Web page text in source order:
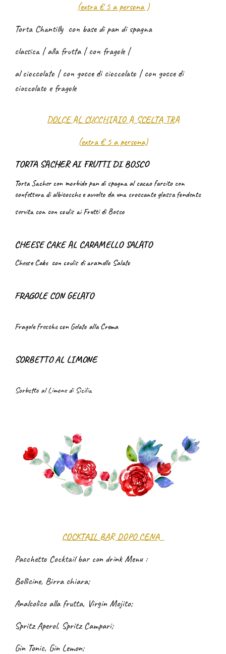
(extra € 5 a persona )
Torta Chantilly con base di pan di spagna
classica | alla frutta | con fragole |
al cioccolato | con gocce di cioccolato | con gocce di
cioccolato e fragole
DOLCE AL CUCCHIAIO A SCELTA TRA
(extra € 5 a persona)
TORTA SACHER AI FRUTTI DI BOSCO
Torta Sacher con morbido pan di spagna al cacao farcito con
confettura di albicocche e avvolto da una croccante glassa fondente
servita con con coulis ai Frutti di Bosco
CHEESE CAKE AL CARAMELLO SALATO
Cheese Cake con coulis di aramello Salato
FRAGOLE CON GELATO
Fragole fresche con Gelato alla Crema
SORBETTO AL LIMONE
Sorbetto al Limone di Sicilia
COCKTAIL BAR DOPO CENA
Pacchetto Cocktail bar con drink Menu :
Bollicine, Birra chiara;
Analcolico alla frutta, Virgin Mojito;
Spritz Aperol, Spritz Campari;
Gin Tonic, Gin Lemon;